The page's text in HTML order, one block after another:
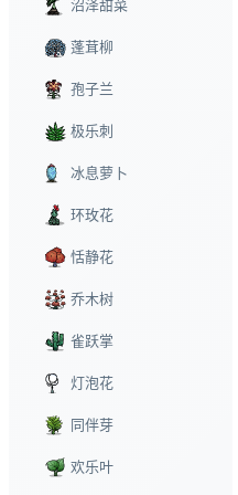
沼泽甜菜
蓬茸柳
孢子兰
极乐刺
冰息萝卜
环玫花
恬静花
乔木树
雀跃掌
灯泡花
同伴芽
欢乐叶